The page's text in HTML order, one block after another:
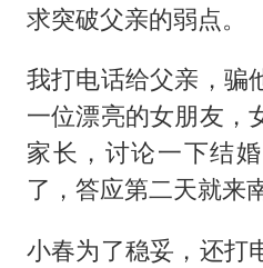
求突破父亲的弱点。
我打电话给父亲，骗
一位漂亮的女朋友，
家长，讨论一下结
了，答应第二天就来
小春为了稳妥，还打